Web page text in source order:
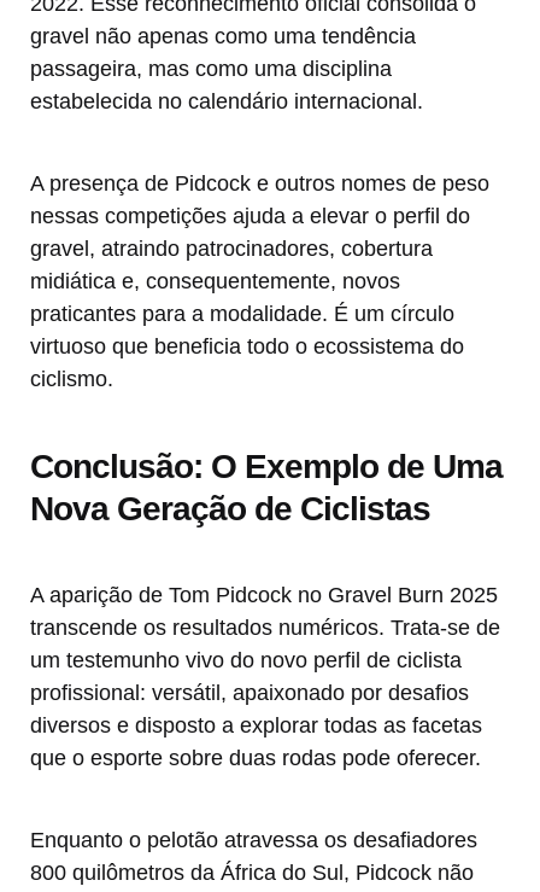
gravel não apenas como uma tendência
passageira, mas como uma disciplina
estabelecida no calendário internacional.
A presença de Pidcock e outros nomes de peso
nessas competições ajuda a elevar o perfil do
gravel, atraindo patrocinadores, cobertura
midiática e, consequentemente, novos
praticantes para a modalidade. É um círculo
virtuoso que beneficia todo o ecossistema do
ciclismo.
Conclusão: O Exemplo de Uma
Nova Geração de Ciclistas
A aparição de Tom Pidcock no Gravel Burn 2025
transcende os resultados numéricos. Trata-se de
um testemunho vivo do novo perfil de ciclista
profissional: versátil, apaixonado por desafios
diversos e disposto a explorar todas as facetas
que o esporte sobre duas rodas pode oferecer.
Enquanto o pelotão atravessa os desafiadores
800 quilômetros da África do Sul, Pidcock não